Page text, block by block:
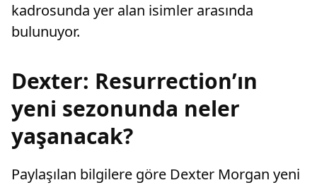
kadrosunda yer alan isimler arasında
bulunuyor.
Dexter: Resurrection’ın
yeni sezonunda neler
yaşanacak?
Paylaşılan bilgilere göre Dexter Morgan yeni